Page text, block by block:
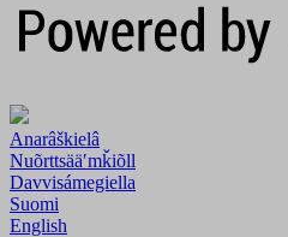
Anarâškielâ
Nuõrttsääʹmǩiõll
Davvisámegiella
Suomi
English